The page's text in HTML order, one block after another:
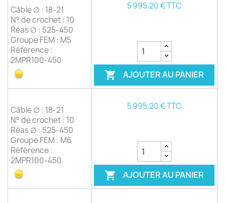
Câble ∅ : 18-21
N° de crochet : 10
Réas ∅ : 525-450
Groupe FEM : M5
Référence :
2MPR100-450
5 995,20 € TTC
 AJOUTER AU PANIER
Câble ∅ : 18-21
N° de crochet : 10
Réas ∅ : 525-450
Groupe FEM : M6
Référence :
2MPR100-450
5 995,20 € TTC
 AJOUTER AU PANIER